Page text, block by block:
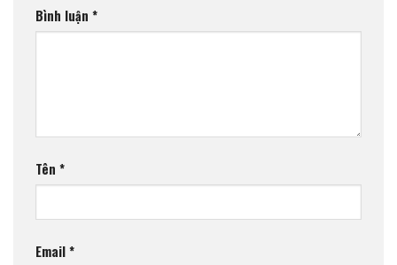
Bình luận *
Tên *
Email*